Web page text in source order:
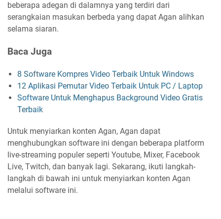
beberapa adegan di dalamnya yang terdiri dari
serangkaian masukan berbeda yang dapat Agan alihkan
selama siaran.
Baca Juga
8 Software Kompres Video Terbaik Untuk Windows
12 Aplikasi Pemutar Video Terbaik Untuk PC / Laptop
Software Untuk Menghapus Background Video Gratis
Terbaik
Untuk menyiarkan konten Agan, Agan dapat
menghubungkan software ini dengan beberapa platform
live-streaming populer seperti Youtube, Mixer, Facebook
Live, Twitch, dan banyak lagi. Sekarang, ikuti langkah-
langkah di bawah ini untuk menyiarkan konten Agan
melalui software ini.